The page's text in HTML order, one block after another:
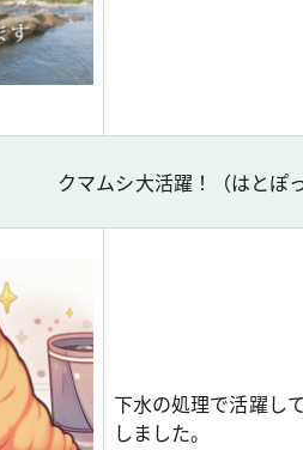
クマムシ大活躍！（はとぽ
下水の処理で活躍し
しました。